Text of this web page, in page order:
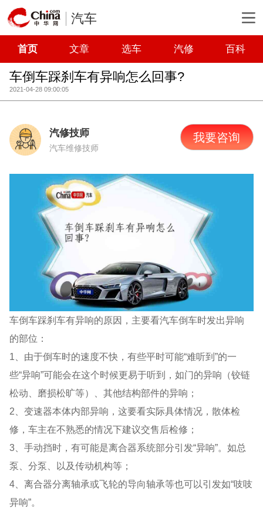
汽车
首页 文章 选车 汽修 百科
车倒车踩刹车有异响怎么回事?
2021-04-28 09:00:05
汽修技师
汽车维修技师
我要咨询
车倒车踩刹车有异响的原因，主要看汽车倒车时发出异响
的部位：
1、由于倒车时的速度不快，有些平时可能“难听到”的一
些“异响”可能会在这个时候更易于听到，如门的异响（铰链
松动、磨损松旷等）、其他结构部件的异响；
2、变速器本体内部异响，这要看实际具体情况，散体检
修，车主在不熟悉的情况下建议交售后检修；
3、手动挡时，有可能是离合器系统部分引发“异响”。如总
泵、分泵、以及传动机构等；
4、离合器分离轴承或飞轮的导向轴承等也可以引发如“吱吱
异响”。